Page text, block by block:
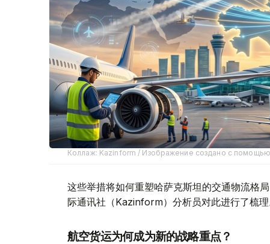
Коллаж: Kazinform / Изображение создано с
这些举措将如何重塑哈萨克斯坦的交通物流格
际通讯社（Kazinform）分析员对此进行了梳理
航空货运为何成为新的战略重点？